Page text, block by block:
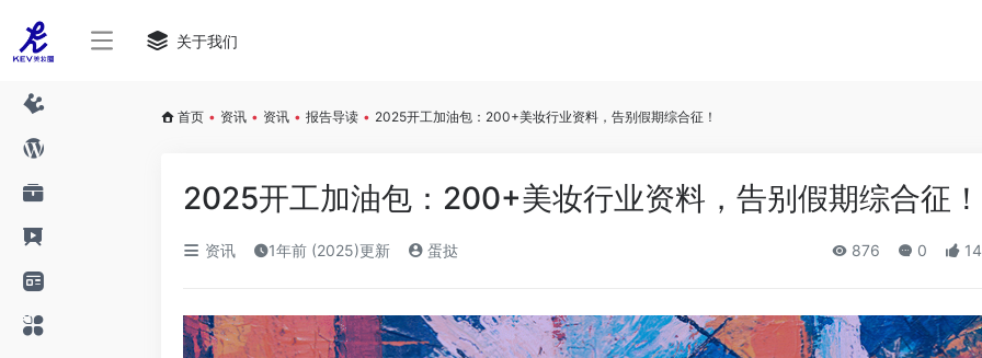
关于我们
首页 • 资讯 • 资讯 • 报告导读 • 2025开工加油包：200+美妆行业资料，告别假期综合征！
2025开工加油包：200+美妆行业资料，告别假期综合征！
资讯 1年前 (2025)更新 蛋挞 876 0 14